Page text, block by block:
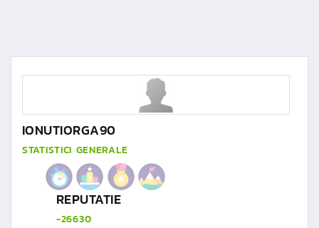
IONUTIORGA90
STATISTICI GENERALE
REPUTATIE
-26630